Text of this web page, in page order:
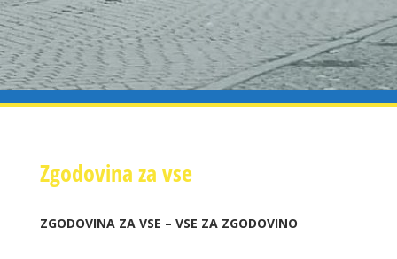
Zgodovina za vse
ZGODOVINA ZA VSE – VSE ZA ZGODOVINO